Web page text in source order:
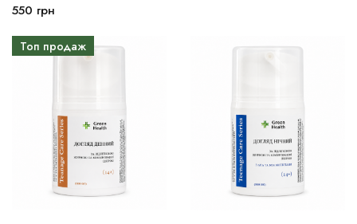
550 грн
Топ продаж